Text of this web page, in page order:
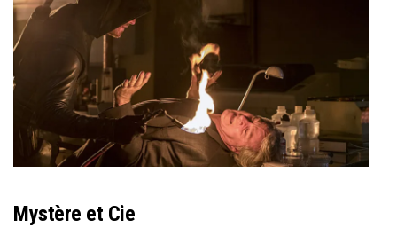
Mystère et Cie